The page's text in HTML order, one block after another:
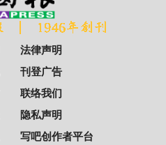
法律声明
刊登广告
联络我们
隐私声明
写吧创作者平台